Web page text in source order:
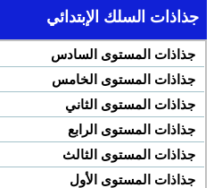
جذاذات السلك الإبتدائي
جذاذات المستوى السادس
جذاذات المستوى الخامس
جذاذات المستوى الثاني
جذاذات المستوى الرابع
جذاذات المستوى الثالث
جذاذات المستوى الأول